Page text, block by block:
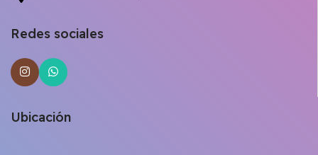
Redes sociales
Ubicación